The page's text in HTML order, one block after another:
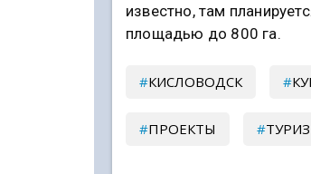
известно, там
площадью до 800 га.
КИСЛОВОДСК
ПРОЕКТЫ